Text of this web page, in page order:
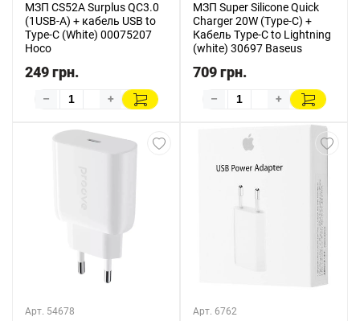
МЗП CS52A Surplus QC3.0
(1USB-A) + кабель USB to
Type-C (White) 00075207
Hoco
249 грн.
– +
МЗП Super Silicone Quick
Charger 20W (Type-C) +
Кабель Type-C to Lightning
(white) 30697 Baseus
709 грн.
– +
Арт. 54678 Арт. 6762